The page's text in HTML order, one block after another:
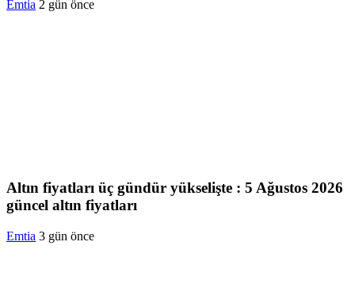
Emtia 2 gün önce
Altın fiyatları üç gündür yükselişte : 5 Ağustos 2026
güncel altın fiyatları
Emtia 3 gün önce